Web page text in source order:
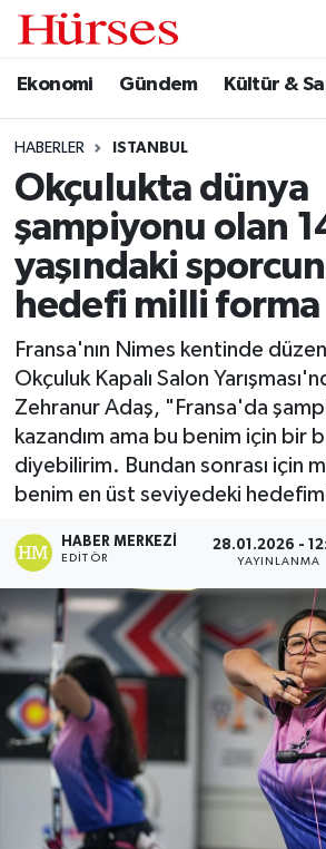
Ekonomi Gündem Kültür &
HABERLER ISTANBUL
Okçulukta dünya
şampiyonu olan
yaşındaki
hedefi milli forma
Fransa'nın Nimes kentinde
Okçuluk Kapalı Salon
Zehranur Adaş, "Fransa'da
kazandım ama bu benim için bir
diyebilirim. Bundan sonrası için
benim en üst seviyedeki
HABER MERKEZI
EDITÖR
28.01.2026 -
YAYINLANMA
Ekonomi
Gündem
Kültür & Sanat
Politika
Spor
Turizm
Hava Durumu
Trafik Durumu
Süper Lig Puan Durumu ve
Tüm Manşetler
Son Dakika Haberleri
Haber Arşivi